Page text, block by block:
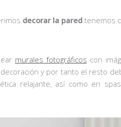
decorar la pared tenemos
murales fotográficos con
y por tanto el resto
relajante, así como en